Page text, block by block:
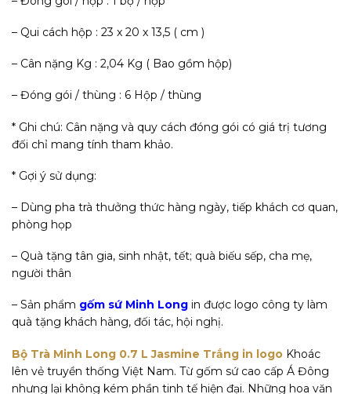
– Qui cách hộp : 23 x 20 x 13,5 ( cm )
– Cân nặng Kg : 2,04 Kg ( Bao gồm hộp)
– Đóng gói / thùng : 6 Hộp / thùng
* Ghi chú: Cân nặng và quy cách đóng gói có giá trị tương
đối chỉ mang tính tham khảo.
* Gợi ý sử dụng:
– Dùng pha trà thưởng thức hàng ngày, tiếp khách cơ quan,
phòng họp
– Quà tặng tân gia, sinh nhật, tết; quà biếu sếp, cha mẹ,
người thân
– Sản phẩm gốm sứ Minh Long in được logo công ty làm
quà tặng khách hàng, đối tác, hội nghị.
Bộ Trà Minh Long 0.7 L Jasmine Trắng in logo Khoác
lên vẻ truyền thống Việt Nam. Từ gốm sứ cao cấp Á Đông
nhưng lại không kém phần tinh tế hiện đại. Những hoa văn